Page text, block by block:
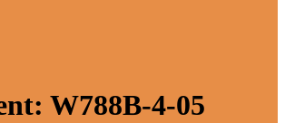
W788B-4-05